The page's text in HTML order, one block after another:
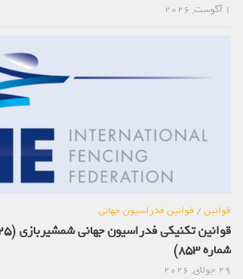
1 آگوست, 2026
قوانین/ قوانین فدراسیون جهانی
شماره 853)
29 جولای, 2026